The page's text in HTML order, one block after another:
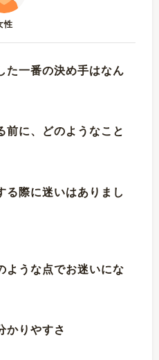
性
た一番の決め手はなん
前に、どのようなこと
る際に迷いはありまし
ような点でお迷いにな
かりやすさ